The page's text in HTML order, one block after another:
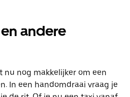
andere
nu nog makkelijker om een
In een handomdraai vraag je